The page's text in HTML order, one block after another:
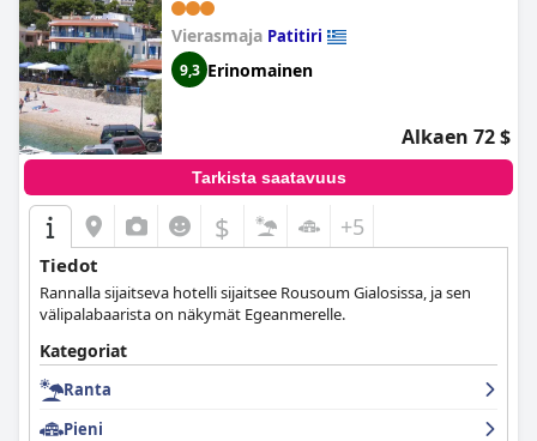
Vierasmaja Patitiri
9,3 Erinomainen
Alkaen 72 $
Tarkista saatavuus
$ +5
Tiedot
Rannalla sijaitseva hotelli sijaitsee Rousoum Gialosissa, ja sen
välipalabaarista on näkymät Egeanmerelle.
Kategoriat
Ranta
Pieni